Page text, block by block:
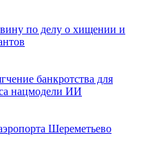
по делу о хищении и
банкротства для
нацмодели ИИ
Шереметьево